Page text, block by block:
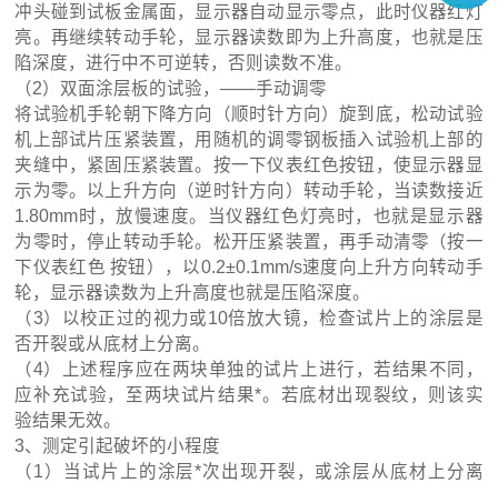
冲头碰到试板金属面，显示器自动显示零点，此时仪器红灯
亮。再继续转动手轮，显示器读数即为上升高度，也就是压
陷深度，进行中不可逆转，否则读数不准。
（2）双面涂层板的试验，——手动调零
将试验机手轮朝下降方向（顺时针方向）旋到底，松动试验
机上部试片压紧装置，用随机的调零钢板插入试验机上部的
夹缝中，紧固压紧装置。按一下仪表红色按钮，使显示器显
示为零。以上升方向（逆时针方向）转动手轮，当读数接近
1.80mm时，放慢速度。当仪器红色灯亮时，也就是显示器
为零时，停止转动手轮。松开压紧装置，再手动清零（按一
下仪表红色 按钮），以0.2±0.1mm/s速度向上升方向转动手
轮，显示器读数为上升高度也就是压陷深度。
（3）以校正过的视力或10倍放大镜，检查试片上的涂层是
否开裂或从底材上分离。
（4）上述程序应在两块单独的试片上进行，若结果不同，
应补充试验，至两块试片结果*。若底材出现裂纹，则该实
验结果无效。
3、测定引起破坏的小程度
（1）当试片上的涂层*次出现开裂，或涂层从底材上分离